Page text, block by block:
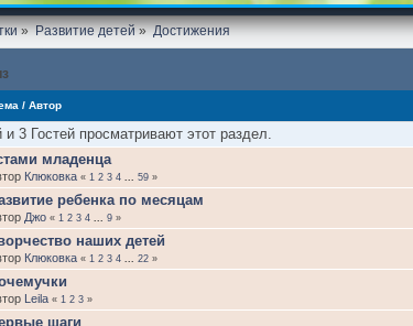
» Развитие детей» Достижения
/Автор
и 3 Гостей просматривают этот раздел.
младенца
Клюковка «1 2 3 4 ...59 »
ребенка по месяцам
Джо «1 2 3 4 ...9 »
наших детей
Клюковка «1 2 3 4 ...22 »
Leila «1 2 3 »
шаги